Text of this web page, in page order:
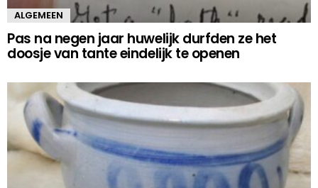
ALGEMEEN
Pas na negen jaar huwelijk durfden ze het
doosje van tante eindelijk te openen